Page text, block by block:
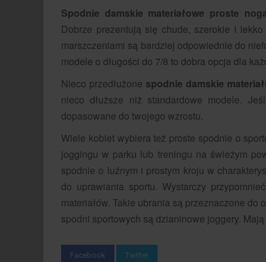
Spodnie damskie materiałowe proste
Dobrze prezentują się chude, szerokie i
marszczeniami są bardziej odpowiednie do
modele o długości do 7/8 to dobra opcja dla
Nieco przedłużone spodnie damskie
nieco dłuższe niż standardowe modele.
dopasowane do twojego wzrostu.
Wiele kobiet wybiera też proste spodnie o
joggingu w parku lub treningu na świeżym
spodnie o luźnym i prostym kroju w
do uprawiania sportu. Wystarczy
materiałów. Takie ubrania są przeznaczone
spodni sportowych są dzianinowe joggery.
Facebook Twitter